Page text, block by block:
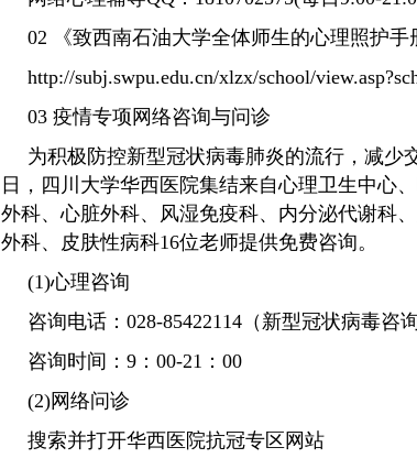
02 《致西南石油大学全体师生的心理照护手
http://subj.swpu.edu.cn/xlzx/school/
03 疫情专项网络咨询与问诊
为积极防控新型冠状病毒肺炎的流行，减少
日，四川大学华西医院集结来自心理卫生中心
外科、心脏外科、风湿免疫科、内分泌代谢科
外科、皮肤性病科16位老师提供免费咨询。
(1)心理咨询
咨询电话：028-85422114（新型冠状病毒咨
咨询时间：9：00-21：00
(2)网络问诊
搜索并打开华西医院抗冠专区网站